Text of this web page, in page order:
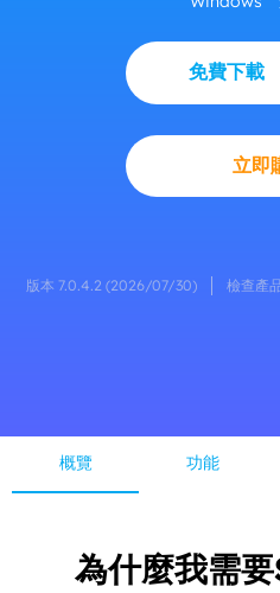
免費下載
立即
版本 7.0.4.2 (2026/07/30) 檢查產
概覽 功能
為什麼我需